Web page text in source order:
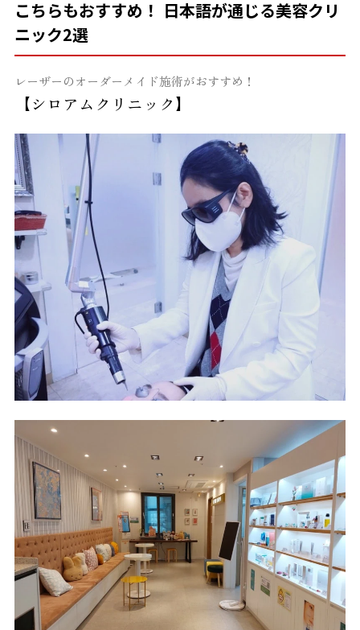
こちらもおすすめ！ 日本語が通じる美容クリ
ニック2選
レーザーのオーダーメイド施術がおすすめ！
【シロアムクリニック】